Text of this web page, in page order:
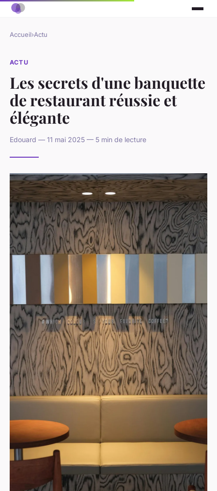
Accueil›Actu
ACTU
Les secrets d'une banquette
de restaurant réussie et
élégante
Edouard — 11 mai 2025 — 5 min de lecture